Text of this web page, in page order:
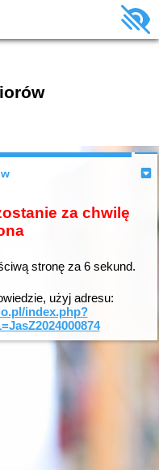
za chwilę
stronę za 6sekund.
użyj adresu:
index.php?